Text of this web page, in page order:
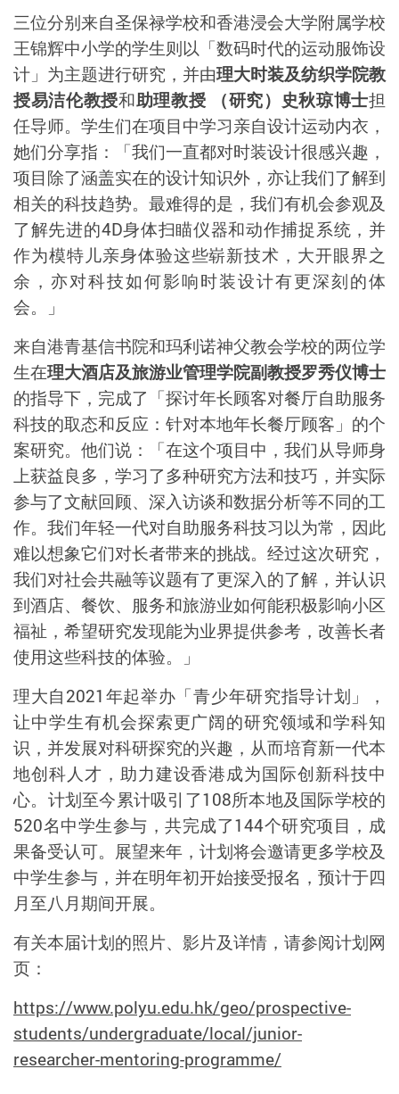
三位分别来自圣保禄学校和香港浸会大学附属学校
王锦辉中小学的学生则以「数码时代的运动服饰设
计」为主题进行研究，并由理大时装及纺织学院教
授易洁伦教授和助理教授 （研究）史秋琼博士担
任导师。学生们在项目中学习亲自设计运动内衣，
她们分享指：
「我们一直都对时装设计很感兴趣，
项目除了涵盖实在的设计知识外，亦让我们了解到
相关的科技趋势。 最难得的是，我们有机会参观及
了解先进的4D身体扫瞄仪器和动作捕捉系统， 并
作为模特儿亲身体验这些崭新技术 ，大开眼界之
余，亦对科技如何影响时装设计有更深刻的体
会。」
来自港青基信书院和玛利诺神父教会学校的两位学
生在理大酒店及旅游业管理学院副教授罗秀仪博士
的指导下，完成了「探讨年长顾客对餐厅自助服务
科技的取态和反应： 针对本地年长餐厅顾客」的个
案研究。他们说：
「在这个项目中，我们从导师身
上获益良多，学习了多种研究方法和技巧，并实际
参与了文献回顾、深入访谈和数据分析等不同的工
作。我们年轻一代对自助服务科技习以为常，因此
难以想象它们对长者带来的挑战。经过这次研究，
我们对社会共融等议题有了更深入的了解，并认识
到酒店、餐饮、服务和旅游业如何能积极影响小区
福祉，希望研究发现能为业界提供参考，改善长者
使用这些科技的体验。
」
理大自2021年起举办「青少年研究指导计划」，
让中学生有机会探索更广阔的研究领域和学科知
识，并发展对科研探究的兴趣，从而培育新一代本
地创科人才，助力建设香港成为国际创新科技中
心。计划至今累计吸引了108所本地及国际学校的
520名中学生参与，共完成了144个研究项目，成
果备受认可。展望来年，计划将会邀请更多学校及
中学生参与，并在明年初开始接受报名，预计于四
月至八月期间开展。
有关本届计划的照片、影片及详情，请参阅计划网
页：
https://www.polyu.edu.hk/geo/prospective-
students/undergraduate/local/junior-
researcher-mentoring-programme/